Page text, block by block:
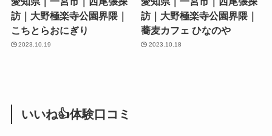
訪｜大野極楽寺公園界隈｜
こちとらおにぎり
2023.10.19
訪｜大野極楽寺公園界隈｜
蕎麦カフェ ひなのや
2023.10.18
いいね👍体験口コミ